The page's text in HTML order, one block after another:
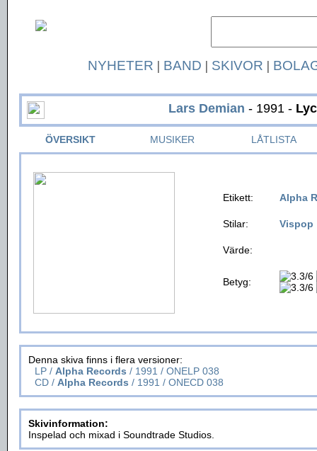
NYHETER | BAND | SKIVOR |
Lars Demian - 1991 -
ÖVERSIKT MUSIKER LÅTLISTA
Etikett: Alpha
Stilar: Vispop
Värde:
Betyg:
Denna skiva finns i flera versioner:
LP / Alpha Records / 1991 / ONELP 038
CD / Alpha Records / 1991 / ONECD 038
Skivinformation:
Inspelad och mixad i Soundtrade Studios.